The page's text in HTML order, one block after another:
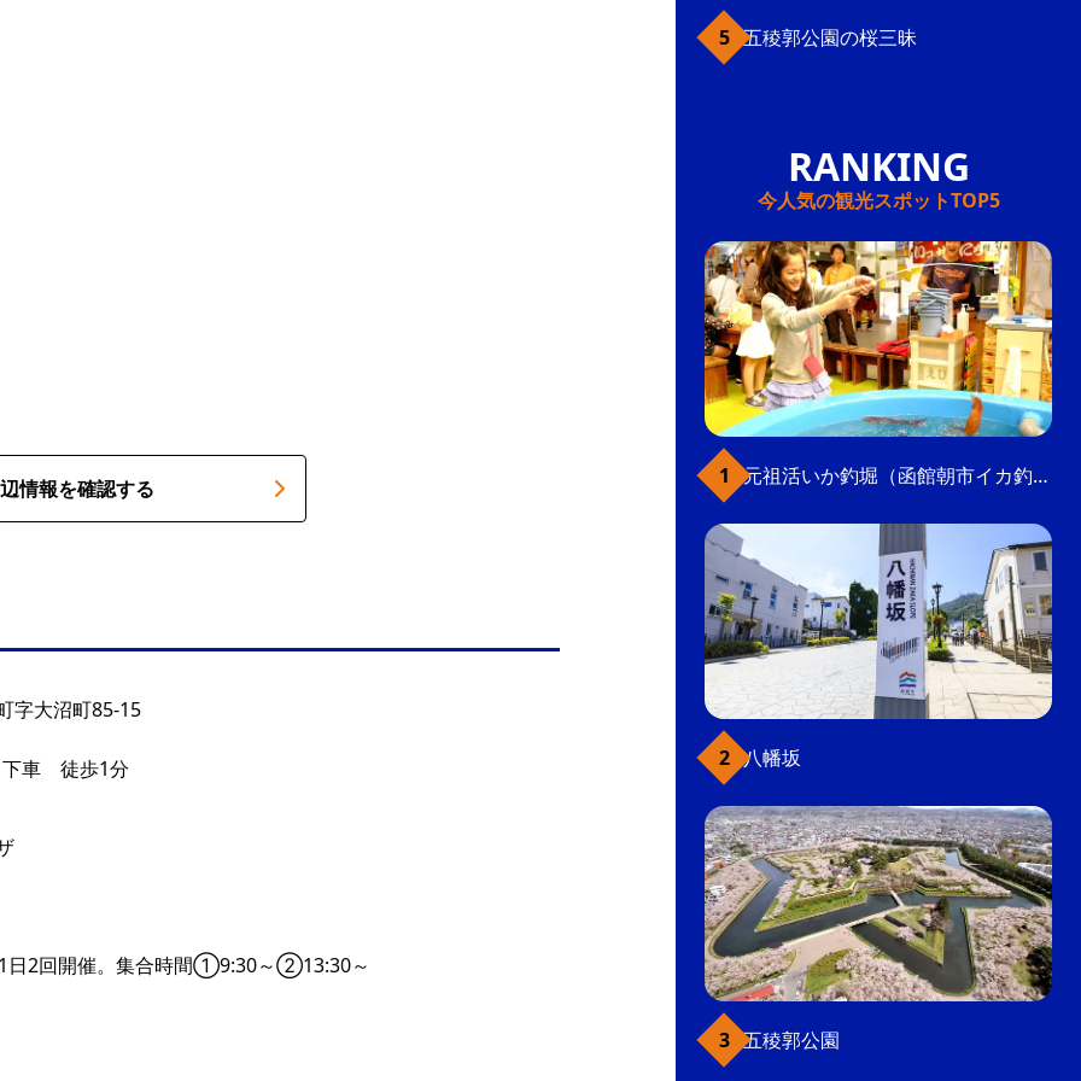
情報を確認する
字大沼町85-15
下車 徒歩1分
日2回開催。集合時間①9:30～②13:30～
五稜郭公園の桜三昧
今人気の観光スポットTOP5
元祖活いか釣堀（函館朝市イカ釣り体験）
八幡坂
五稜郭公園